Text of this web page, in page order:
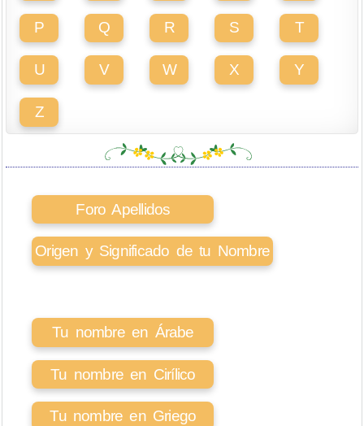
P Q R S T
U V W X Y
Z
Foro Apellidos
Origen y Significado de tu Nombre
Tu nombre en Árabe
Tu nombre en Cirílico
Tu nombre en Griego